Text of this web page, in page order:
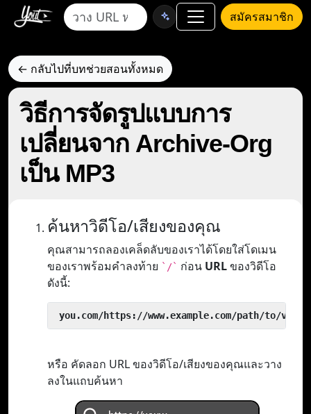
สมัครสมาชิก
← กลับไปที่บทช่วยสอนทั้งหมด
วิธีการจัดรูปแบบการ
เปลี่ยนจาก Archive-Org
เป็น MP3
ค้นหาวิดีโอ/เสียงของคุณ
คุณสามารถลองเคล็ดลับของเราได้โดยใส่โดเมน
ของเราพร้อมคำลงท้าย `/` ก่อน URLของวิดีโอ
ดังนี้:
you.com/https://www.example.com/path/to/video
หรือ คัดลอก URL ของวิดีโอ/เสียงของคุณและวาง
ลงในแถบค้นหา